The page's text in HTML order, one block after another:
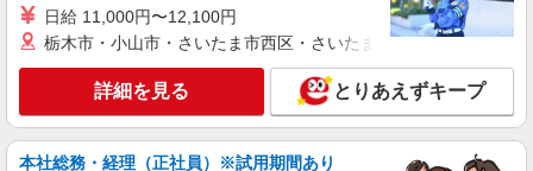
派遣社員
株式会社kotrio /●UT-H-2020443
大田原市★未経験OKの人間関係に悩まない職
場へ★サ高住スタッフ
時給1500円〜2125円 ＜日払い有/週払い有/交
通費全支給(ガソリン代含む)＞
日給 11,000円〜12,100円
栃木市・小山市・さいたま市西区・さいたま市岩槻区・久喜市・
詳細を見る とりあえずキープ
本社総務・経理（正社員）※試用期間あり